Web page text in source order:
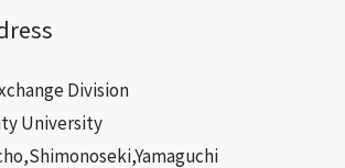
Division
University